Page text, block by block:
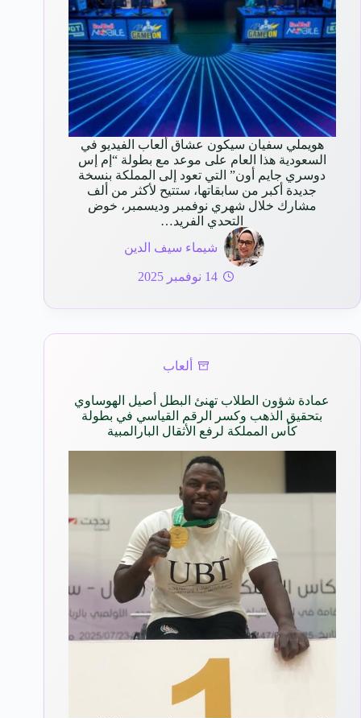
هويملي سفيان سيكون عشاق ألعاب الفيديو في
السعودية هذا العام على موعد مع بطولة “إم إس
دوسري جايم أون” التي تعود إلى المملكة بنسخة
جديدة أكبر من سابقاتها، ستتيح لأكثر من ألف
مشارك خلال شهري نوفمبر وديسمبر، خوض
التحدي الفريد…
شيماء سيف الدين
14 نوفمبر 2025
ألعاب
عمادة شؤون الطلاب تهنئ البطل أصيل الهوساوي
بتحقيق الذهب وكسر الرقم القياسي في بطولة
كأس المملكة لرفع الأثقال البارالمبية